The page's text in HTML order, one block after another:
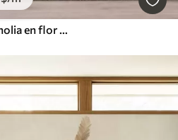
Montañas y ramas de magnolia en flor de color rosa, paisaje con textura